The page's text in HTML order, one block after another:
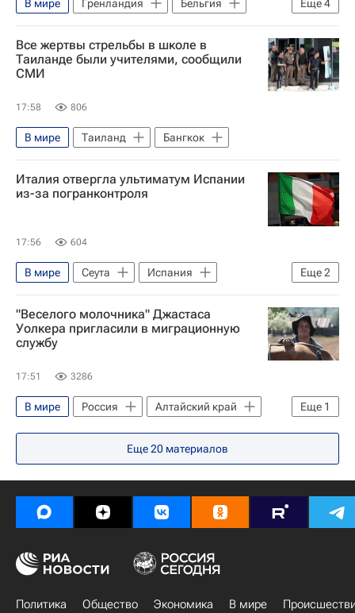
Еще4
В мире Гренландия
Бельгия
Исландия
Тео Франкен
Дональд Трамп
НАТО
Все жертвы стрельбы в школе в
Таиланде были учителями, сообщили
СМИ
17:58 806
В мире Таиланд Бангкок
Италия отвергла ультиматум Испании
из-за погранконтроля
17:56 604
Еще2
В мире Сеута
Испания
Мадрид
Наплыв мигрантов в Испании
"Веселого молочника" Джастаса
Уолкера пригласили в миграционную
службу
17:51 3286
Еще 1
В мире Россия
Алтайский край
Красноярск
Еще20 материалов
Политика Общество Экономика В мире